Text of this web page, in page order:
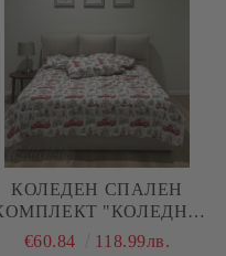
КОЛЕДЕН СПАЛЕН
"КОЛЕДНИ
КАМИОНИ С ЕЛХА", С
€60.84 118.99лв.